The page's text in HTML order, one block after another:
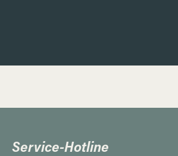
Service-Hotline